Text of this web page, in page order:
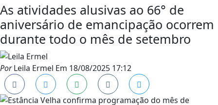
As atividades alusivas ao 66° de
aniversário de emancipação ocorrem
durante todo o mês de setembro
PorLeila Ermel Em 18/08/2025 17:12